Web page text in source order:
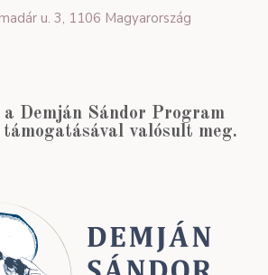
u. 3, 1106 Magyarország
Demján Sándor Program
valósult meg.